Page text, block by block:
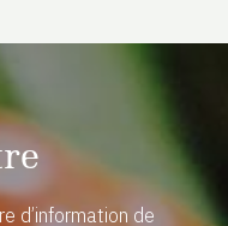
d’information de